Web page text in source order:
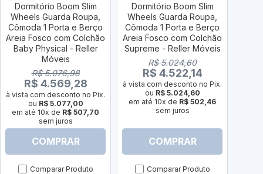
Dormitório Boom Slim
Wheels Guarda Roupa,
Cômoda 1 Porta e Berço
Areia Fosco com Colchão
Baby Physical - Reller
Móveis
R$ 5.076,98
R$ 4.569,28
à vista com desconto no Pix.
ou R$ 5.077,00
em até 10x de R$ 507,70
sem juros
COMPRAR
Comparar Produto
Dormitório Boom Slim
Wheels Guarda Roupa,
Cômoda 1 Porta e Berço
Areia Fosco com Colchão
Supreme - Reller Móveis
R$ 5.024,60
R$ 4.522,14
à vista com desconto no Pix.
ou R$ 5.024,60
em até 10x de R$ 502,46
sem juros
COMPRAR
Comparar Produto